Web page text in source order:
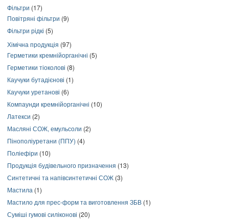
Фільтри (17)
Повітряні фільтри (9)
Фільтри рідкі (5)
Хімічна продукція (97)
Герметики кремнійорганічні (5)
Герметики тіоколові (8)
Каучуки бутадієнові (1)
Каучуки уретанові (6)
Компаунди кремнійорганічні (10)
Латекси (2)
Масляні СОЖ, емульсоли (2)
Пінополіуретани (ППУ) (4)
Поліефіри (10)
Продукція будівельного призначення (13)
Синтетичні та напівсинтетичні СОЖ (3)
Мастила (1)
Мастило для прес-форм та виготовлення ЗБВ (1)
Суміші гумові силіконові (20)